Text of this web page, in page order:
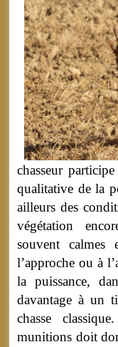
chasseur
qualitative de la
ailleurs des
végétation
souvent calmes
l’approche ou à
la puissance,
davantage à un
chasse
munitions doit